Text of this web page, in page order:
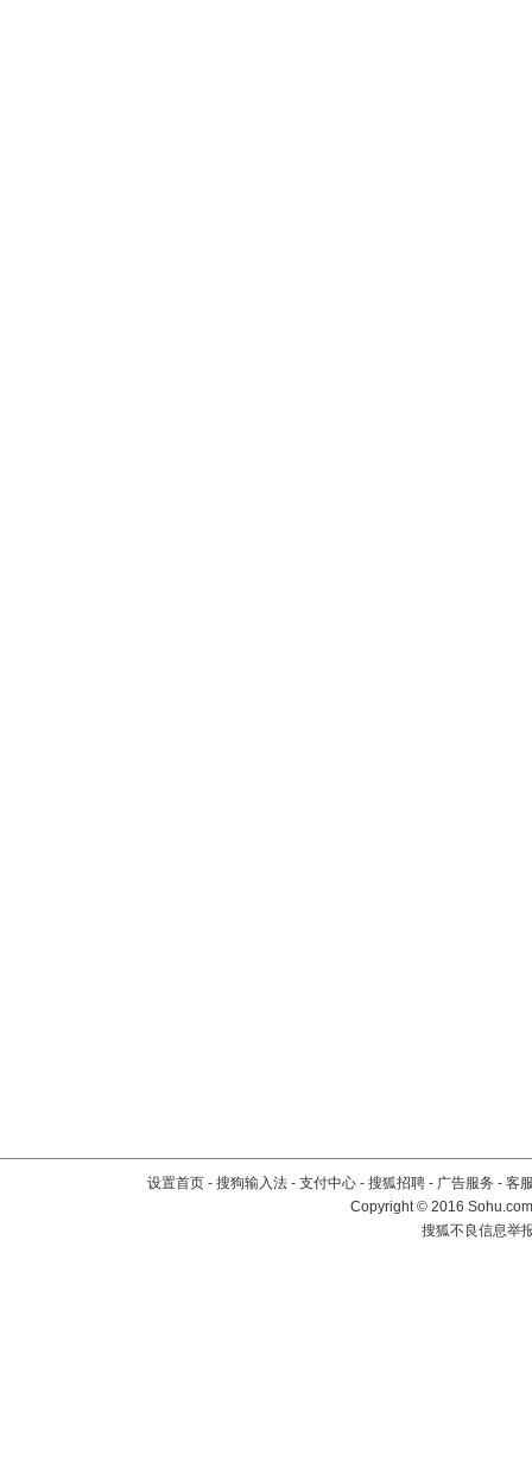
设置首页 - 搜狗输入法 - 支付中心 - 搜狐招聘 - 广告服务 - 客
Copyright©2016
搜狐不良信息举